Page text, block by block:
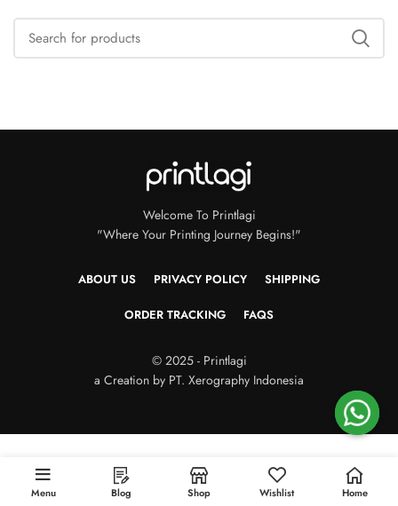
Welcome To Printlagi
"Where Your Printing Journey Begins!"
ABOUT US PRIVACY POLICY SHIPPING
ORDER TRACKING FAQS
© 2025 - Printlagi
a Creation by PT. Xerography Indonesia
Menu Blog Shop Wishlist Home